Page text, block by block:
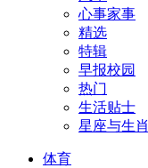
心事家事
精选
特辑
早报校园
热门
生活贴士
星座与生肖
体育